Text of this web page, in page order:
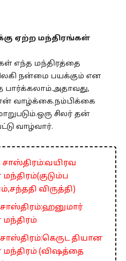
ஏற்ற மந்திரங்கள்
எந்த மந்திரத்தை
நன்மை பயக்கும் என
வாழ்க்கை.நம்பிக்கை
சிலர் தன்
வாழ்வார்.
சாஸ்திரம்:வயிரவ
விருத்தி)
தியான
(விஷத்தை